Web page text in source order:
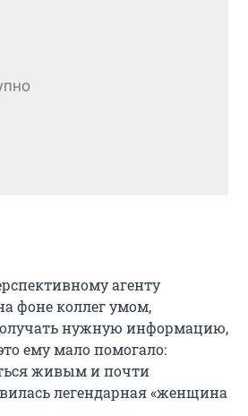
агенту
фоне коллег умом,
нужную информацию,
ему мало помогало:
живым и почти
легендарная «женщина